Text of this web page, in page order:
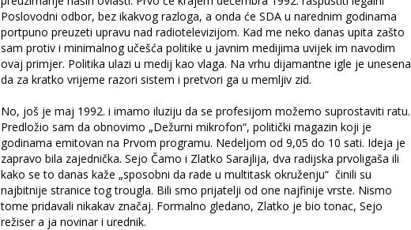
Poslovodni odbor, bez ikakvog razloga, a onda će SDA u narednim godinama
portpuno preuzeti upravu nad radiotelevizijom. Kad me neko danas upita zašto
sam protiv i minimalnog učešća politike u javnim medijima uvijek im navodim
ovaj primjer. Politika ulazi u medij kao vlaga. Na vrhu dijamantne igle je unesena
da za kratko vrijeme razori sistem i pretvori ga u memljiv zid.
No, još je maj 1992. i imamo iluziju da se profesijom možemo suprostaviti ratu.
Predložio sam da obnovimo „Dežurni mikrofon“, politički magazin koji je
godinama emitovan na Prvom programu. Nedeljom od 9,05 do 10 sati. Ideja je
zapravo bila zajednička. Sejo Čamo i Zlatko Sarajlija, dva radijska prvoligaša ili
kako se to danas kaže „sposobni da rade u multitask okruženju“ činili su
najbitnije stranice tog trougla. Bili smo prijatelji od one najfinije vrste. Nismo
tome pridavali nikakav značaj. Formalno gledano, Zlatko je bio tonac, Sejo
režiser a ja novinar i urednik.